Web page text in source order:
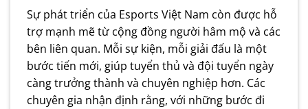
Sự phát triển của Esports Việt Nam còn được hỗ
trợ mạnh mẽ từ cộng đồng người hâm mộ và các
bên liên quan. Mỗi sự kiện, mỗi giải đấu là một
bước tiến mới, giúp tuyển thủ và đội tuyển ngày
càng trưởng thành và chuyên nghiệp hơn. Các
chuyên gia nhận định rằng, với những bước đi